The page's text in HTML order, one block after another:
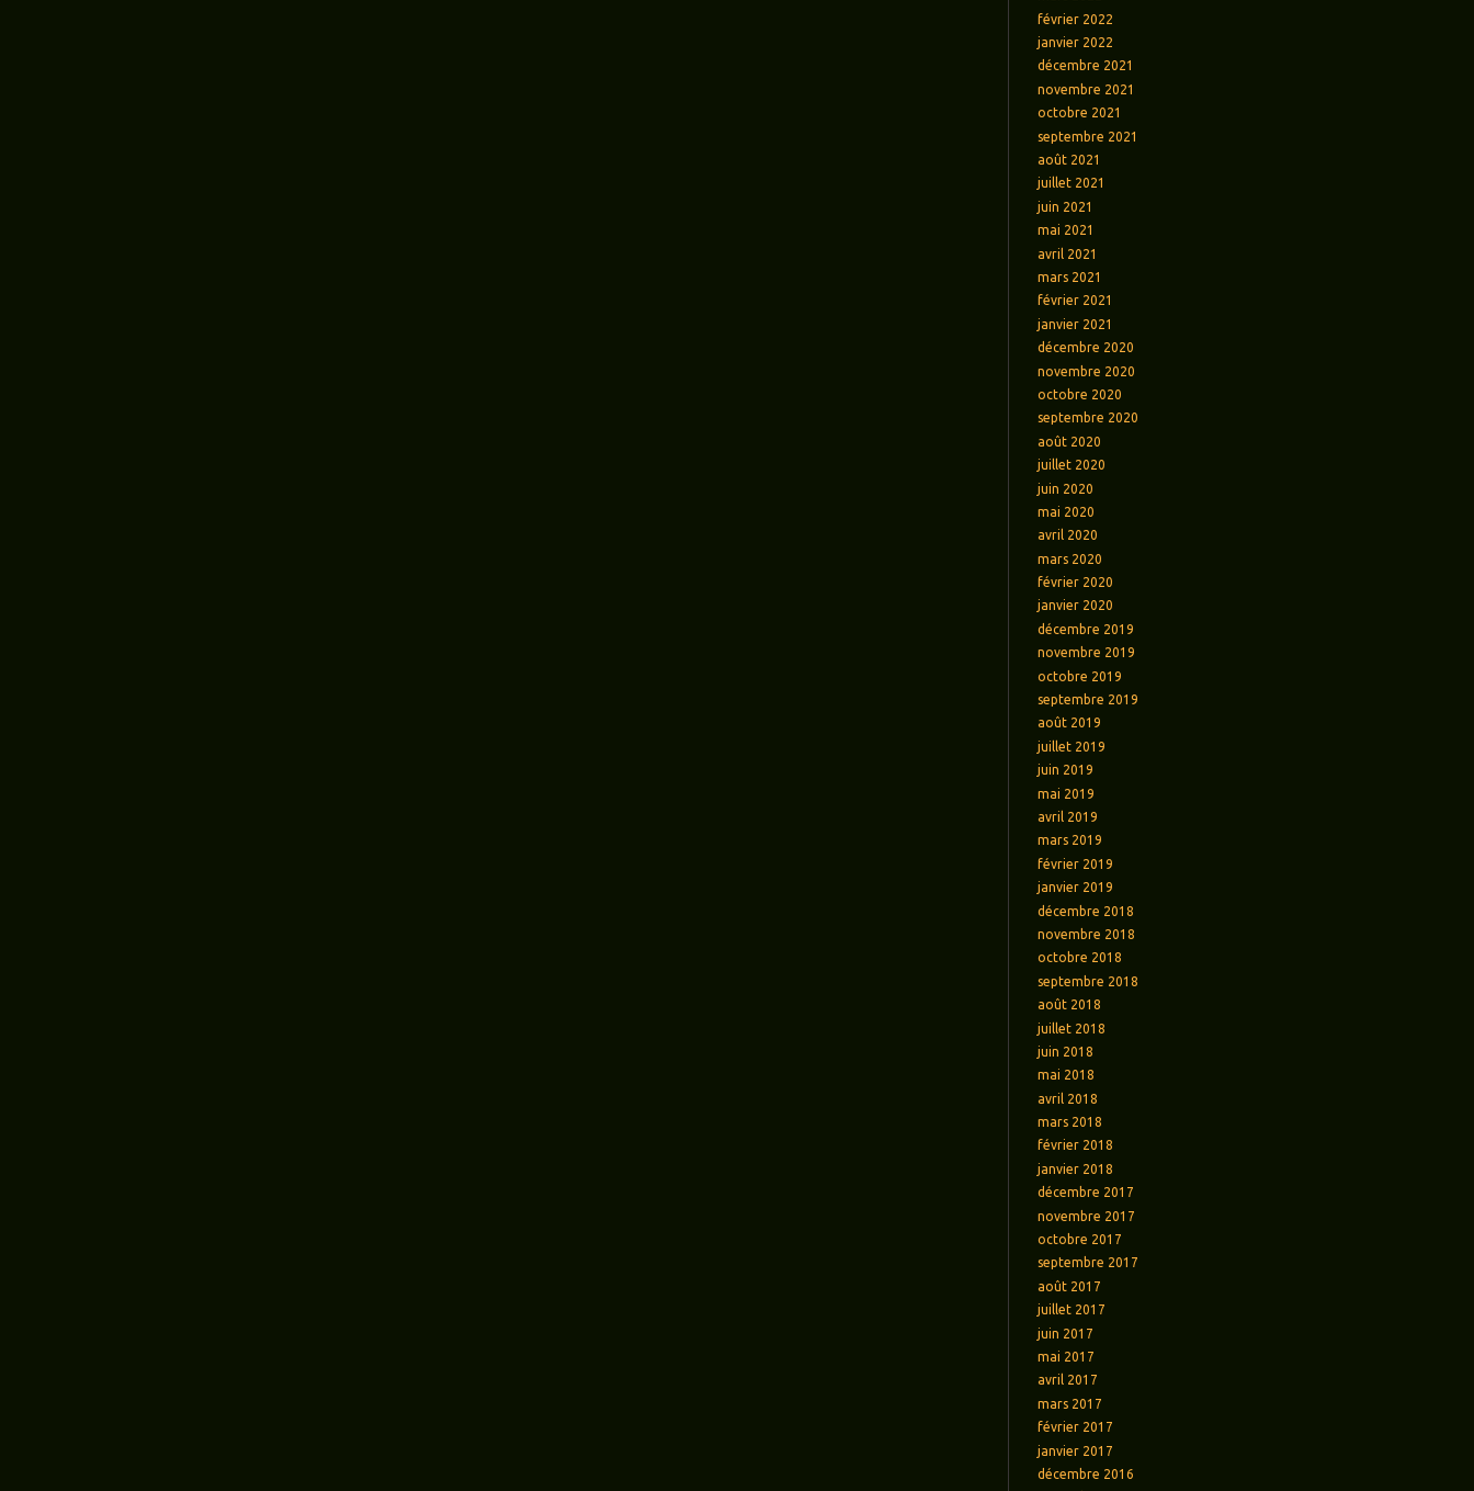
février 2022
janvier 2022
décembre 2021
novembre 2021
octobre 2021
septembre 2021
août 2021
juillet 2021
juin 2021
mai 2021
avril 2021
mars 2021
février 2021
janvier 2021
décembre 2020
novembre 2020
octobre 2020
septembre 2020
août 2020
juillet 2020
juin 2020
mai 2020
avril 2020
mars 2020
février 2020
janvier 2020
décembre 2019
novembre 2019
octobre 2019
septembre 2019
août 2019
juillet 2019
juin 2019
mai 2019
avril 2019
mars 2019
février 2019
janvier 2019
décembre 2018
novembre 2018
octobre 2018
septembre 2018
août 2018
juillet 2018
juin 2018
mai 2018
avril 2018
mars 2018
février 2018
janvier 2018
décembre 2017
novembre 2017
octobre 2017
septembre 2017
août 2017
juillet 2017
juin 2017
mai 2017
avril 2017
mars 2017
février 2017
janvier 2017
décembre 2016